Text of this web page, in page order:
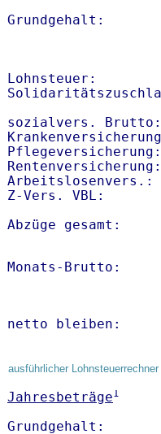
Lohnsteuer:
sozialvers.
Z-Vers. VBL:
Abzüge gesamt:
Monats-
netto
ausführlicher
Jahresbeträge1
Grundgehalt: